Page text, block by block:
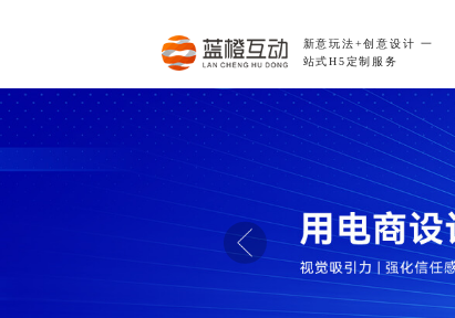
新意玩法+创意设计一
站式H5定制服务